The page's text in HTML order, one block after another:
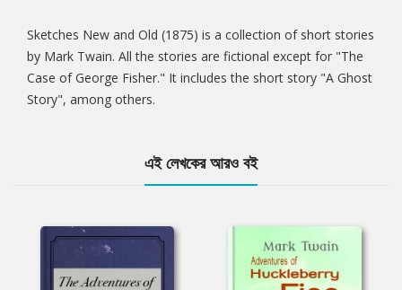
Tab
Article
Sketches New and Old (1875) is a collection of short stories
by Mark Twain. All the stories are fictional except for "The
Case of George Fisher." It includes the short story "A Ghost
Story", among others.
এই লেখকের আরও বই